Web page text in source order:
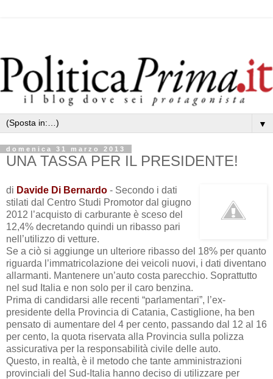
▼
domenica 31 marzo 2013
UNA TASSA PER IL PRESIDENTE!
di Davide Di Bernardo - Secondo i dati
stilati dal Centro Studi Promotor dal giugno
2012 l’acquisto di carburante è sceso del
12,4% decretando quindi un ribasso pari
nell’utilizzo di vetture.
Se a ciò si aggiunge un ulteriore ribasso del 18% per quanto
riguarda l’immatricolazione dei veicoli nuovi, i dati diventano
allarmanti. Mantenere un’auto costa parecchio. Soprattutto
nel sud Italia e non solo per il caro benzina.
Prima di candidarsi alle recenti “parlamentari”, l’ex-
presidente della Provincia di Catania, Castiglione, ha ben
pensato di aumentare del 4 per cento, passando dal 12 al 16
per cento, la quota riservata alla Provincia sulla polizza
assicurativa per la responsabilità civile delle auto.
Questo, in realtà, è il metodo che tante amministrazioni
provinciali del Sud-Italia hanno deciso di utilizzare per